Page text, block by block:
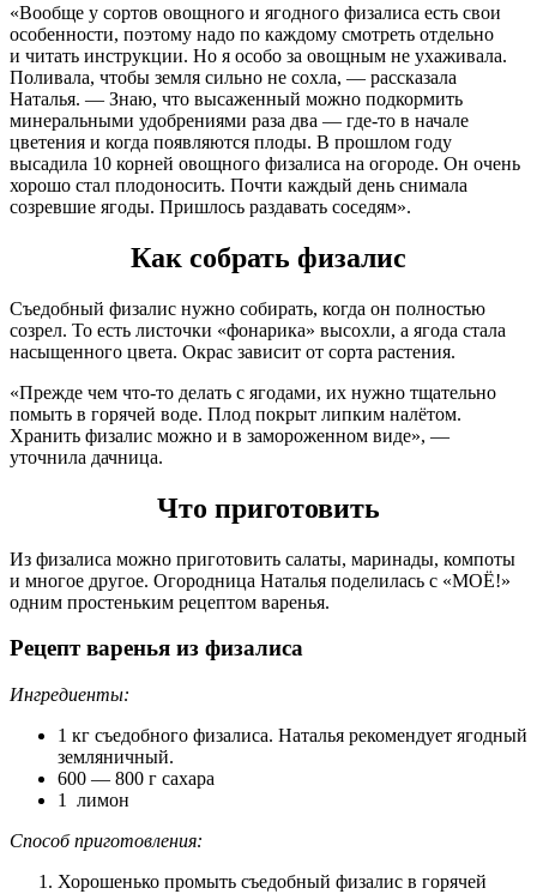
«Вообще у сортов овощного и ягодного физалиса есть свои
особенности, поэтому надо по каждому смотреть отдельно
и читать инструкции. Но я особо за овощным не ухаживала.
Поливала, чтобы земля сильно не сохла, — рассказала
Наталья. — Знаю, что высаженный можно подкормить
минеральными удобрениями раза два — где-то в начале
цветения и когда появляются плоды. В прошлом году
высадила 10 корней овощного физалиса на огороде. Он очень
хорошо стал плодоносить. Почти каждый день снимала
созревшие ягоды. Пришлось раздавать соседям».
Как собрать физалис
Съедобный физалис нужно собирать, когда он полностью
созрел. То есть листочки «фонарика» высохли, а ягода стала
насыщенного цвета. Окрас зависит от сорта растения.
«Прежде чем что-то делать с ягодами, их нужно тщательно
помыть в горячей воде. Плод покрыт липким налётом.
Хранить физалис можно и в замороженном виде», —
уточнила дачница.
Что приготовить
Из физалиса можно приготовить салаты, маринады, компоты
и многое другое. Огородница Наталья поделилась с «МОЁ!»
одним простеньким рецептом варенья.
Рецепт варенья из физалиса
Ингредиенты:
1 кг съедобного физалиса. Наталья рекомендует ягодный
земляничный.
600 — 800 г сахара
1 лимон
Способ приготовления:
Хорошенько промыть съедобный физалис в горячей